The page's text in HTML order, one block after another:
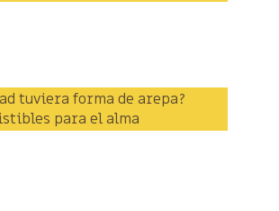
tuviera forma de arepa?
para el alma